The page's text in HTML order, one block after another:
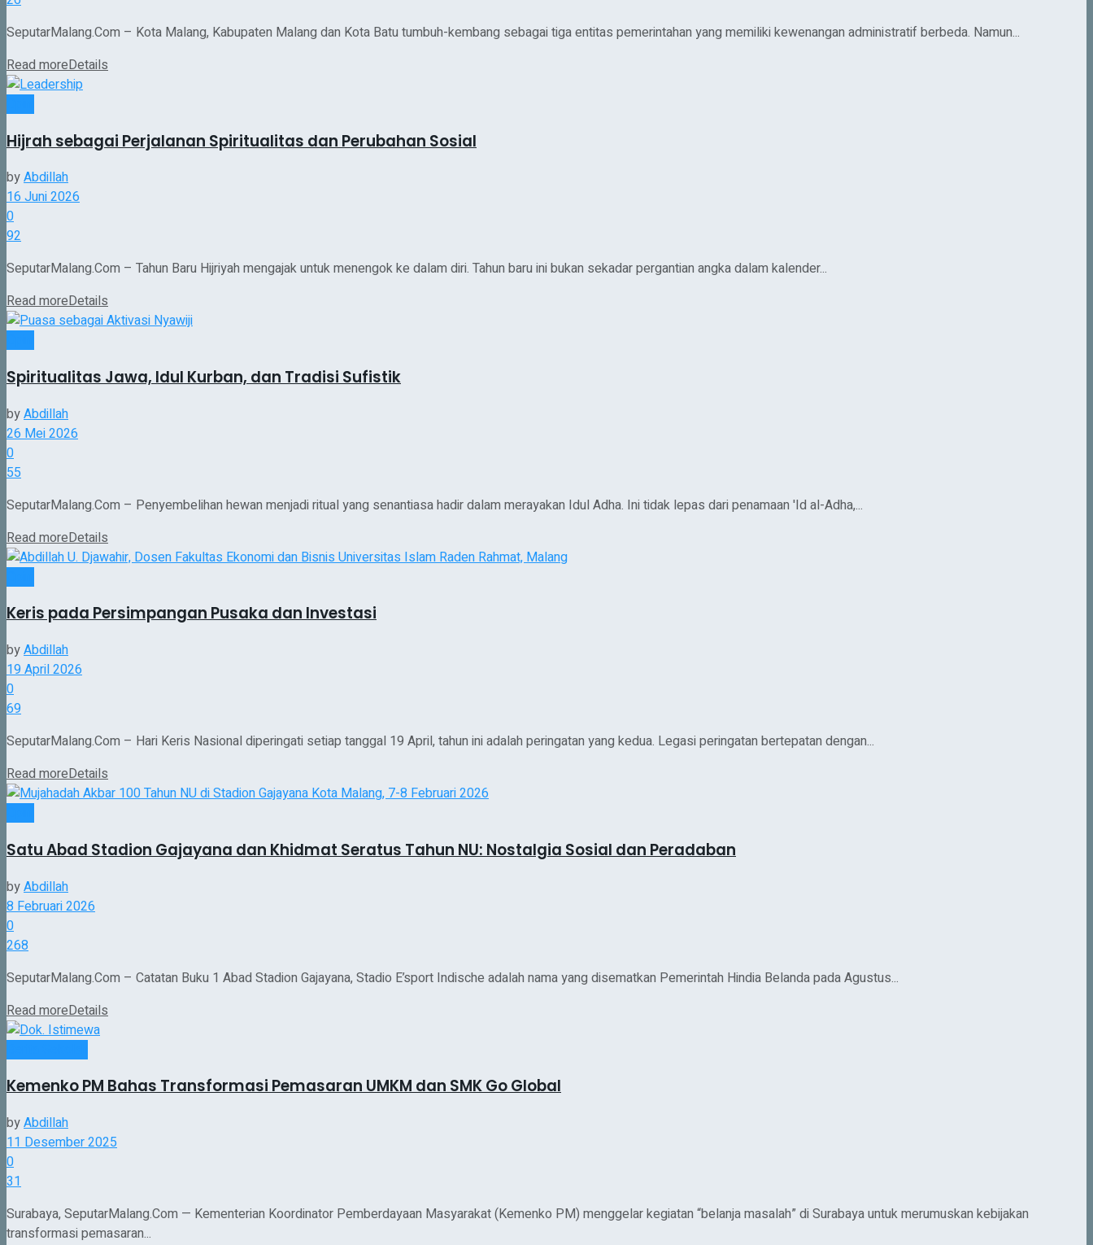
SeputarMalang.Com – Kota Malang, Kabupaten Malang dan Kota Batu tumbuh-kembang sebagai tiga entitas pemerintahan yang memiliki kewenangan administratif berbeda. Namun...
Read moreDetails
Hijrah sebagai Perjalanan Spiritualitas dan Perubahan Sosial
byAbdillah
16 Juni 2026
0
92
SeputarMalang.Com – Tahun Baru Hijriyah mengajak untuk menengok ke dalam diri. Tahun baru ini bukan sekadar pergantian angka dalam kalender...
Read moreDetails
Spiritualitas Jawa, Idul Kurban, dan Tradisi Sufistik
byAbdillah
26 Mei 2026
0
55
SeputarMalang.Com – Penyembelihan hewan menjadi ritual yang senantiasa hadir dalam merayakan Idul Adha. Ini tidak lepas dari penamaan 'Id al-Adha,...
Read moreDetails
Keris pada Persimpangan Pusaka dan Investasi
byAbdillah
19 April 2026
0
69
SeputarMalang.Com – Hari Keris Nasional diperingati setiap tanggal 19 April, tahun ini adalah peringatan yang kedua. Legasi peringatan bertepatan dengan...
Read moreDetails
Satu Abad Stadion Gajayana dan Khidmat Seratus Tahun NU: Nostalgia Sosial dan Peradaban
byAbdillah
8 Februari 2026
0
268
SeputarMalang.Com – Catatan Buku 1 Abad Stadion Gajayana, Stadio E’sport Indische adalah nama yang disematkan Pemerintah Hindia Belanda pada Agustus...
Read moreDetails
Kemenko PM Bahas Transformasi Pemasaran UMKM dan SMK Go Global
byAbdillah
11 Desember 2025
0
31
Surabaya, SeputarMalang.Com — Kementerian Koordinator Pemberdayaan Masyarakat (Kemenko PM) menggelar kegiatan “belanja masalah” di Surabaya untuk merumuskan kebijakan
transformasi pemasaran...